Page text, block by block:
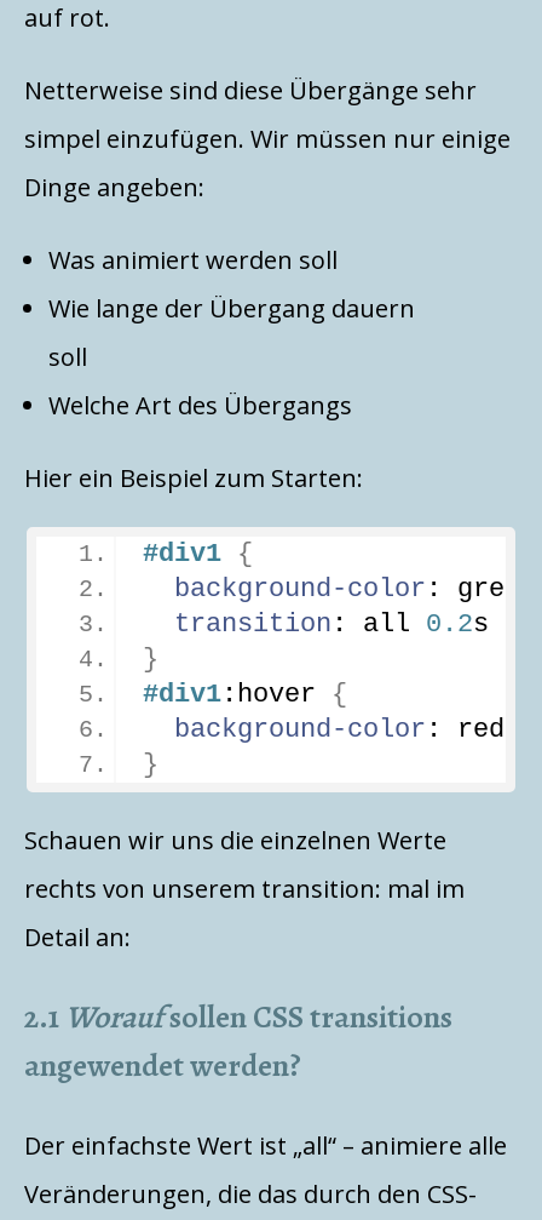
auf rot.
Netterweise sind diese Übergänge sehr
simpel einzufügen. Wir müssen nur einige
Dinge angeben:
Was animiert werden soll
Wie lange der Übergang dauern
soll
Welche Art des Übergangs
Hier ein Beispiel zum Starten:
#div1 {
background-color :
transition : all 0.2s
}
#div1 :hover
{
background-color : red;
}
Schauen wir uns die einzelnen Werte
rechts von unserem transition: mal im
Detail an:
2.1 Woraufsollen CSS transitions
angewendet werden?
Der einfachste Wert ist „all“ – animiere alle
Veränderungen, die das durch den CSS-